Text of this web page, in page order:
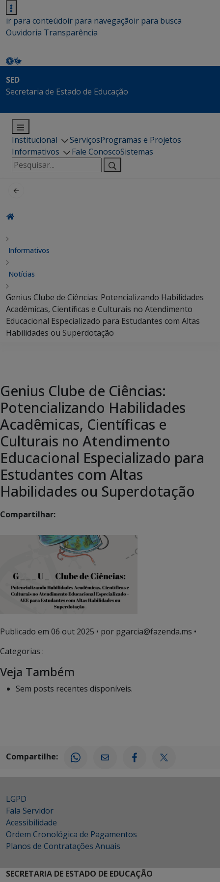
ir para conteúdoir para navegaçãoir para busca
Ouvidoria Transparência
SED
Secretaria de Estado de Educação
Institucional ServiçosProgramas e Projetos
Informativos
Fale ConoscoSistemas
Pesquisar
por:
Informativos
Notícias
Genius Clube de Ciências: Potencializando Habilidades
Acadêmicas, Científicas e Culturais no Atendimento
Educacional Especializado para Estudantes com Altas
Habilidades ou Superdotação
Genius Clube de Ciências:
Potencializando Habilidades
Acadêmicas, Científicas e
Culturais no Atendimento
Educacional Especializado para
Estudantes com Altas
Habilidades ou Superdotação
Compartilhar:
Publicado em 06 out 2025 • por pgarcia@fazenda.ms •
Categorias :
Veja Também
Sem posts recentes disponíveis.
Compartilhe:
LGPD
Fala Servidor
Acessibilidade
Ordem Cronológica de Pagamentos
Planos de Contratações Anuais
SECRETARIA DE ESTADO DE EDUCAÇÃO